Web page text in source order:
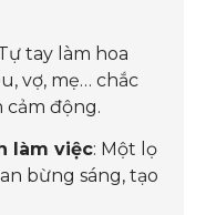
tay làm hoa
vợ, mẹ… chắc
cảm động.
làm việc: Một lọ
bừng sáng, tạo